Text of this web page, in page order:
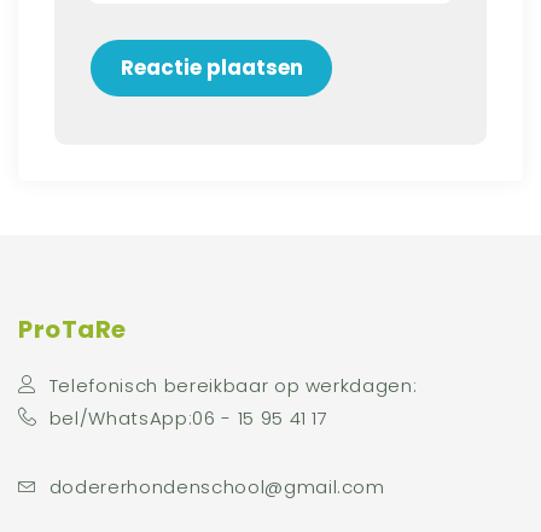
ProTaRe
Telefonisch bereikbaar op werkdagen:
bel/WhatsApp:06 - 15 95 41 17
dodererhondenschool@gmail.com